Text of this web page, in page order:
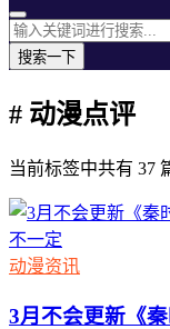
搜索一下
# 动漫点评
当前标签中共有 37
动漫资讯
3月不会更新《